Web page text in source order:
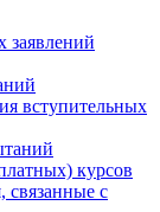
заявлений
вступительных
курсов
связанные с